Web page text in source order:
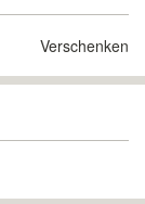
Verschenken